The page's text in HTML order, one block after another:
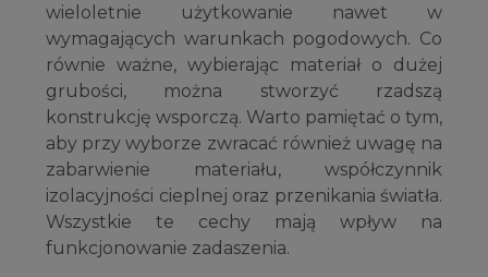
wieloletnie użytkowanie nawet w
wymagających warunkach pogodowych. Co
równie ważne, wybierając materiał o dużej
grubości, można stworzyć rzadszą
konstrukcję wsporczą. Warto pamiętać o tym,
aby przy wyborze zwracać również uwagę na
zabarwienie materiału, współczynnik
izolacyjności cieplnej oraz przenikania światła.
Wszystkie te cechy mają wpływ na
funkcjonowanie zadaszenia.